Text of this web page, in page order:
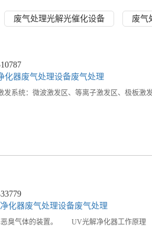
废气处理光解光催化设备 废气
化器废气处理设备废气处理
系统：微波激发区、等离子激发区、极板激
化器废气处理设备废气处理
臭气体的装置。 UV光解净化器工作原